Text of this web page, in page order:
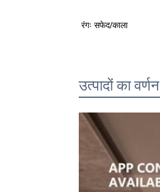
रंगः सफेद/काला
उत्पादों का वर्णन